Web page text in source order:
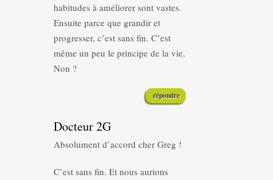
habitudes à améliorer sont vastes.
Ensuite parce que grandir et
progresser, c’est sans fin. C’est
même un peu le principe de la vie.
Non ?
répondre
Docteur 2G
Absolument d’accord cher Greg !
C’est sans fin. Et nous aurions